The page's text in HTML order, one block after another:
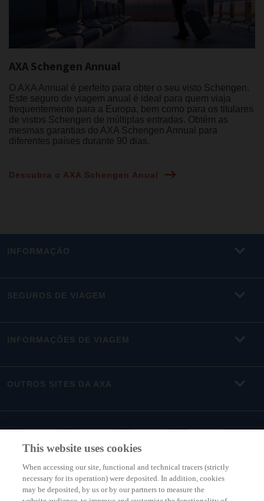
AXA Schengen Annual
O AXA Annual é perfeito para obter o seu visto Schengen.
Este seguro de viagem anual é ideal para quem viaja
frequentemente para a Europa, bem como para os titulares
de vistos Schengen de múltiplas entradas. Obtém as
mesmas garantias do AXA Schengen Annual para
diferentes países durante 90 dias.
Descubra o AXA Schengen Anual
INFORMAÇÃO
SEGUROS DE VIAGEM
INFORMAÇÕES DE VIAGEM
OUTROS SITES DA AXA
This website uses cookies
When accessing our site, functional and technical tracers (strictly
necessary for its operation) were deposited. In addition, cookies
may be deposited, by us or by our partners to measure the